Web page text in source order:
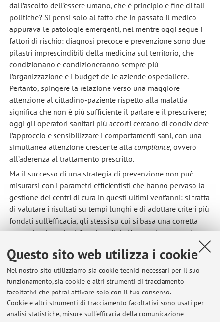
Questo sito web utilizza i cookie
Nel nostro sito utilizziamo sia cookie tecnici necessari per il suo
funzionamento, sia cookie e altri strumenti di tracciamento
facoltativi che potrai attivare solo con il tuo consenso.
Cookie e altri strumenti di tracciamento facoltativi sono usati per
analisi statistiche, misure sull'efficacia della comunicazione
dall’ascolto dell’essere umano, che è principio e fine di tali
politiche? Si pensi solo al fatto che in passato il medico
appurava le patologie emergenti, nel mentre oggi segue i
fattori di rischio: diagnosi precoce e prevenzione sono due
pilastri imprescindibili della medicina sul territorio, che
condizionano e condizioneranno sempre più
l’organizzazione e i budget delle aziende ospedaliere.
Pertanto, spingere la relazione verso una maggiore
attenzione al cittadino-paziente rispetto alla malattia
significa che non è più sufficiente il parlare e il prescrivere;
oggi gli operatori sanitari più accorti cercano di condividere
l’approccio e sensibilizzare i comportamenti sani, con una
simultanea attenzione crescente alla compliance, ovvero
all’aderenza al trattamento prescritto.
Ma il successo di una strategia di prevenzione non può
misurarsi con i parametri efficientisti che hanno pervaso la
gestione dei centri di cura in questi ultimi vent’anni: si tratta
di valutare i risultati su tempi lunghi e di adottare criteri più
fondati sull’efficacia, gli stessi su cui si basa una corretta
comunicazione. A tal fine, i medici più attenti cercano di
tempo al paziente rispetto al passato, ma sappiamo che la
motivazione non scaturisce solo dal disagio patito al
momento -quante terapie vengono dai pazienti
improvvidamente sospese ai primi cenni di miglioramento!-,
bensì anche dall’autorevolezza e dalla leadership che il
medico sviluppa in un preciso istante. E autorevolezza e